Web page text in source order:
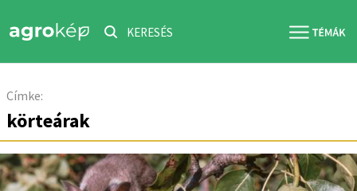
KERESÉS
Címke:
körteárak